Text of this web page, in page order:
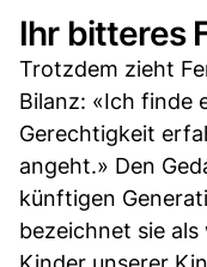
Ihr bitteres
Trotzdem zieht
Bilanz: «Ich finde
Gerechtigkeit
angeht.» Den
künftigen
bezeichnet sie